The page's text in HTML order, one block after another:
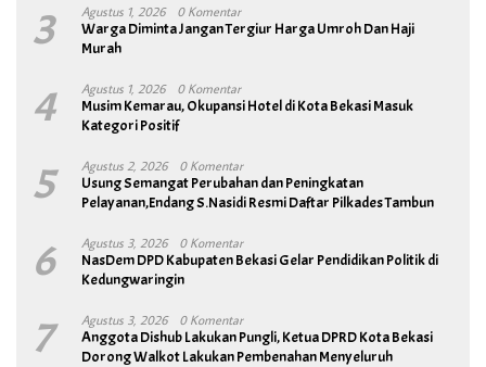
3 Agustus 1, 2026 0 Komentar
Warga Diminta Jangan Tergiur Harga Umroh Dan Haji
Murah
4 Agustus 1, 2026 0 Komentar
Musim Kemarau, Okupansi Hotel di Kota Bekasi Masuk
Kategori Positif
5 Agustus 2, 2026 0 Komentar
Usung Semangat Perubahan dan Peningkatan
Pelayanan,Endang S.Nasidi Resmi Daftar Pilkades Tambun
6 Agustus 3, 2026 0 Komentar
NasDem DPD Kabupaten Bekasi Gelar Pendidikan Politik di
Kedungwaringin
7 Agustus 3, 2026 0 Komentar
Anggota Dishub Lakukan Pungli, Ketua DPRD Kota Bekasi
Dorong Walkot Lakukan Pembenahan Menyeluruh